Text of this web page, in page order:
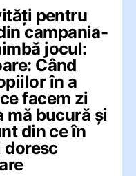
pentru
campania-
jocul:
Când
în a
facem zi
mă bucură și
din ce în
doresc